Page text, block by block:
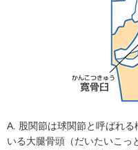
A. 股関節は球関節と呼ばれ
いる大腿骨頭（だいたいこっ